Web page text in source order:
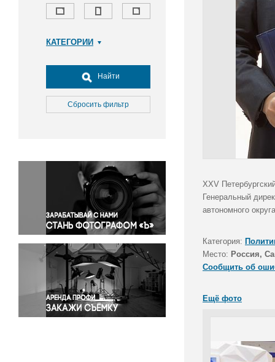
КАТЕГОРИИ
Досуг, туризм и отдых
Культура
Медицина
Окружающая среда
Политика
Правосудие
Происшествия и конфликты
Религия
Светская жизнь
Спорт
Экология
Экономика и бизнес
Найти
Сбросить фильтр
XXV
Генеральный
автономного
Категория:
Место: Россия,
Сообщить об
Ещё фото